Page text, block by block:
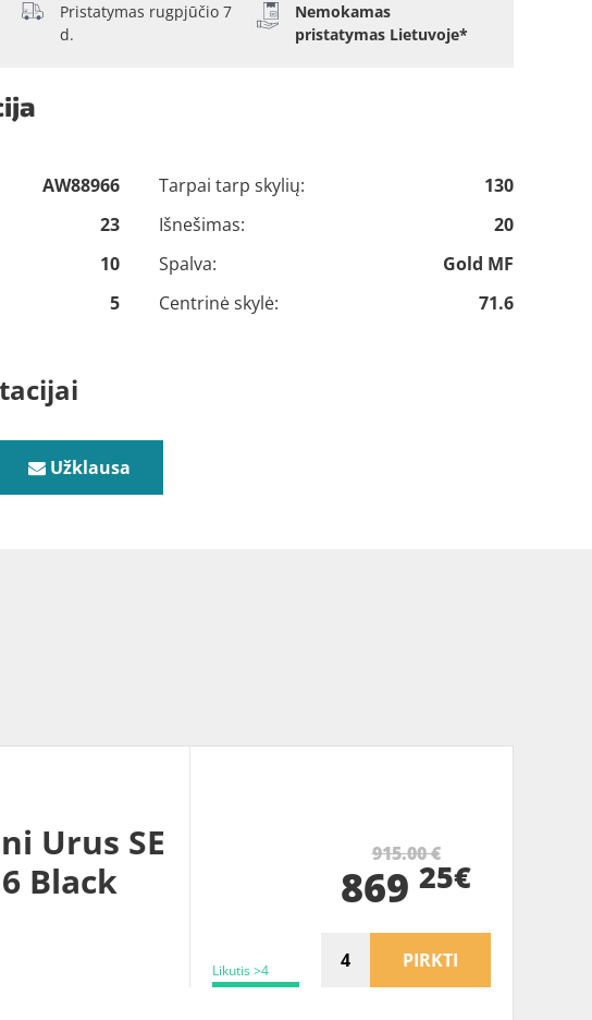
Pristatymas rugpjūčio 7
d.
Nemokamas
pristatymas Lietuvoje*
AW88966
23
10
5
Tarpai tarp skylių:
130
Išnešimas:
20
Spalva:
Gold MF
Centrinė skylė:
71.6
Užklausa
Urus SE
Black
Likutis >4
915.00 €
869 25€
PIRKTI